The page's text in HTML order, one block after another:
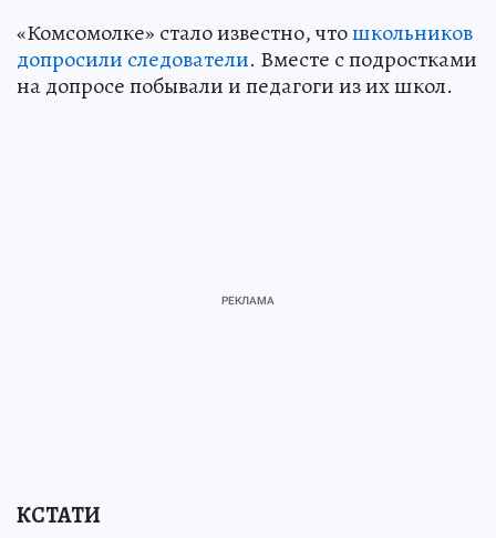
«Комсомолке» стало известно, чтошкольников
допросили следователи. Вместе с подростками
на допросе побывали и педагоги из их школ.
КСТАТИ